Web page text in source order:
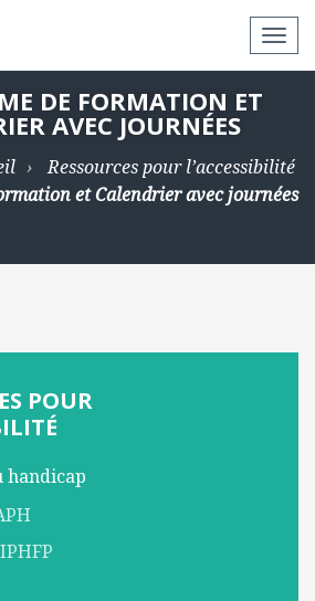
N
a
a
t
o
DE FORMATION ET
AVEC JOURNÉES
Ressources pour l’accessibilité
et Calendrier avec journées
POUR
handicap